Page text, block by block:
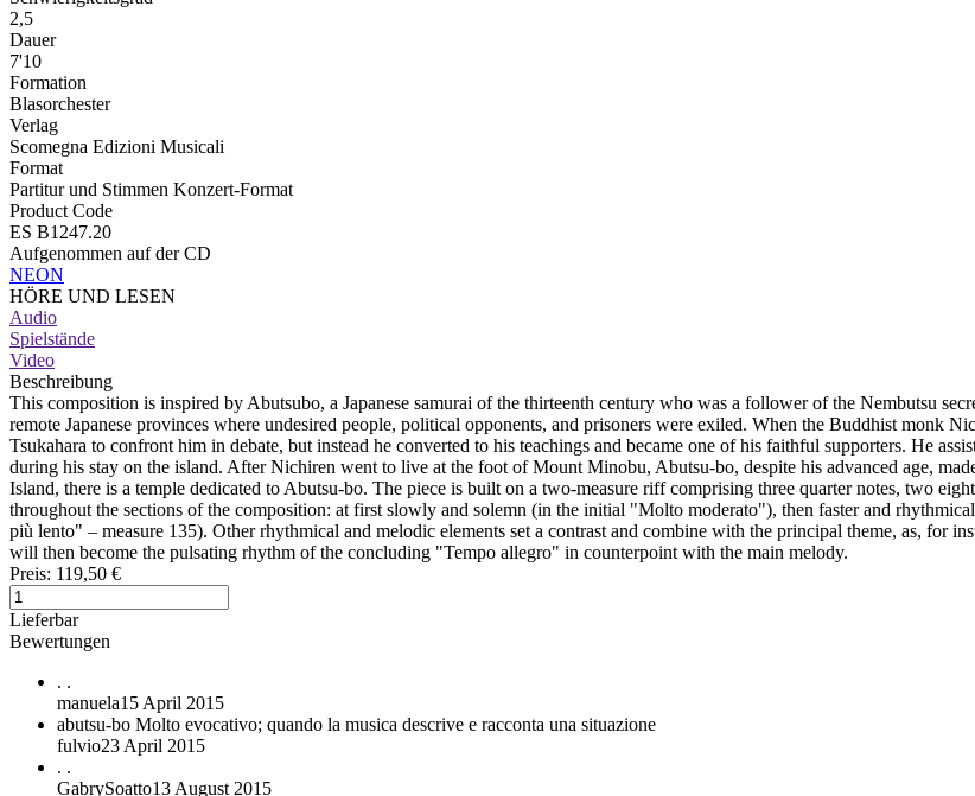
2,5
Dauer
7'10
Formation
Blasorchester
Verlag
Scomegna Edizioni Musicali
Format
Partitur und Stimmen Konzert-Format
Product Code
ES B1247.20
Aufgenommen auf der CD
NEON
HÖRE UND LESEN
Audio
Spielstände
Video
Beschreibung
This composition is inspired by Abutsubo, a Japanese samurai of the thirteenth century who was a follower of the Nembutsu
remote Japanese provinces where undesired people, political opponents, and prisoners were exiled. When the Buddhist monk
Tsukahara to confront him in debate, but instead he converted to his teachings and became one of his faithful supporters. He
during his stay on the island. After Nichiren went to live at the foot of Mount Minobu, Abutsu-bo, despite his advanced age,
Island, there is a temple dedicated to Abutsu-bo. The piece is built on a two-measure riff comprising three quarter notes, two
throughout the sections of the composition: at first slowly and solemn (in the initial "Molto moderato"), then faster and
più lento" – measure 135). Other rhythmical and melodic elements set a contrast and combine with the principal theme, as, for
will then become the pulsating rhythm of the concluding "Tempo allegro" in counterpoint with the main melody.
Preis: 119,50 €
Lieferbar
Bewertungen
. .
manuela15 April 2015
abutsu-bo Molto evocativo; quando la musica descrive e racconta una situazione
fulvio23 April 2015
. .
GabrySoatto13 August 2015